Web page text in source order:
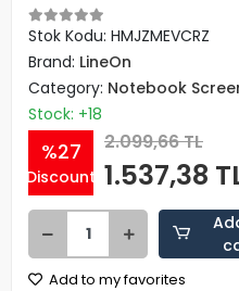
Stok Kodu: HMJZMEVCRZ
Brand: LineOn
Category: Notebook
Stock: +18
%27
Discount
2.099,66 TL
1.537,38
Add to my favorites